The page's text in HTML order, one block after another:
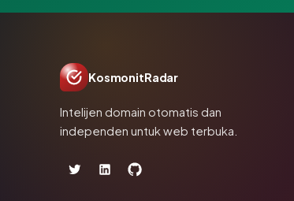
KosmonitRadar
Intelijen domain otomatis dan
independen untuk web terbuka.